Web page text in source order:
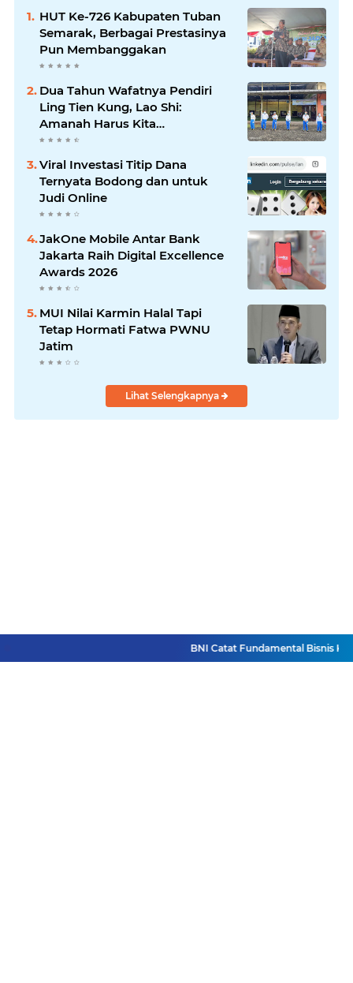
HUT Ke-726 Kabupaten Tuban
Semarak, Berbagai Prestasinya
Pun Membanggakan
Dua Tahun Wafatnya Pendiri
Ling Tien Kung, Lao Shi:
Amanah Harus Kita
Laksanakan!
Viral Investasi Titip Dana
Ternyata Bodong dan untuk
Judi Online
JakOne Mobile Antar Bank
Jakarta Raih Digital Excellence
Awards 2026
MUI Nilai Karmin Halal Tapi
Tetap Hormati Fatwa PWNU
Jatim
Lihat Selengkapnya
BNI Catat Fundamental Bisnis